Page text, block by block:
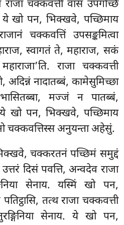
राजा चक्कवत्ती वासं उपगच्छि
ये खो पन, भिक्खवे, पच्छिमाय
चक्कवत्तिं उपसङ्कमित्वा
स्वागतं ते, महाराज, सकं
राजा चक्कवत्ती
अदिन्नं नादातब्बं, कामेसुमिच्छा
मज्जं न पातब्बं,
खो पन, भिक्खवे, पच्छिमाय
चक्कवत्तिस्स अनुयन्ताअहेसुं.
चक्करतनं पच्छिमं समुद्दं
उत्तरं दिसं पवत्ति, अन्वदेव राजा
सेनाय. यस्मिंखो पन,
तत्थ राजा चक्कवत्ती
सेनाय. ये खो पन,